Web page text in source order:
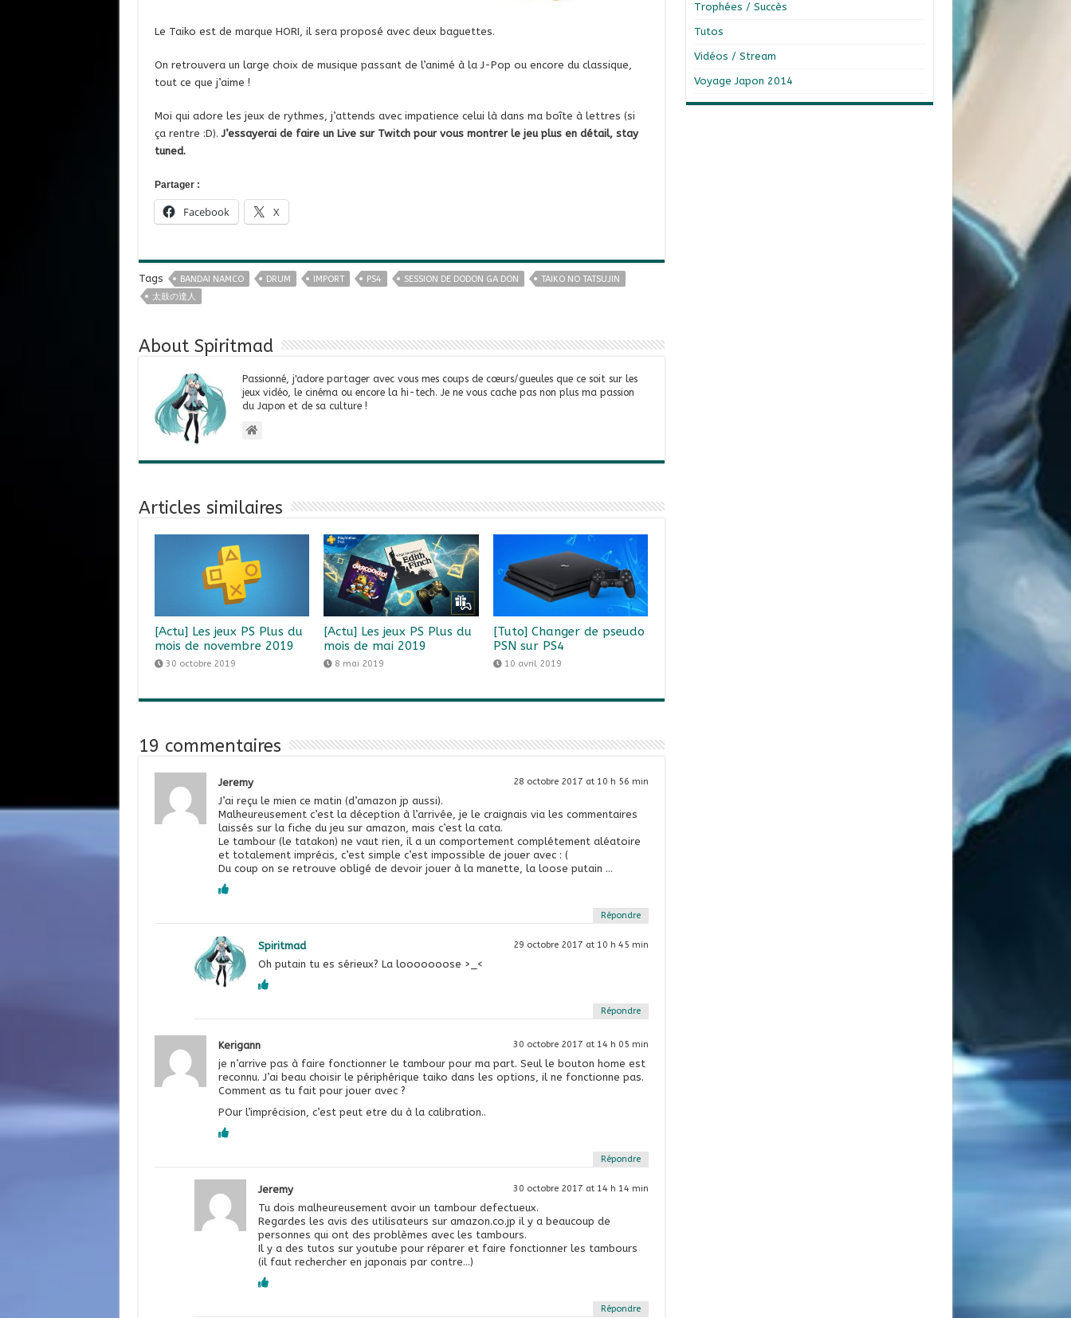
Le Taiko est de marque HORI, il sera proposé avec deux baguettes.
On retrouvera un large choix de musique passant de l’animé à la J-Pop ou encore du classique,
tout ce que j’aime !
Moi qui adore les jeux de rythmes, j’attends avec impatience celui là dans ma boîte à lettres (si
ça rentre :D).J’essayerai de faire un Live sur Twitch pour vous montrer le jeu plus en détail, stay
tuned.
Partager :
Facebook X
Tags BANDAI NAMCO DRUM IMPORT PS4 SESSION DE DODON GA DON
TAIKO NO TATSUJIN
太鼓の達人
About Spiritmad
Passionné, j'adore partager avec vous mes coups de cœurs/gueules que ce soit sur les
jeux vidéo, le cinéma ou encore la hi-tech. Je ne vous cache pas non plus ma passion
du Japon et de sa culture !
Articles similaires
[Actu] Les jeux PS Plus du
mois de novembre 2019
30 octobre 2019
[Actu] Les jeux PS Plus du
mois de mai 2019
8 mai 2019
[Tuto] Changer de pseudo
PSN sur PS4
10 avril 2019
19 commentaires
Jeremy 28 octobre 2017 at 10 h 56 min
J’ai reçu le mien ce matin (d’amazon jp aussi).
Malheureusement c’est la déception à l’arrivée, je le craignais via les commentaires
laissés sur la fiche du jeu sur amazon, mais c’est la cata.
Le tambour (le tatakon) ne vaut rien, il a un comportement complétement aléatoire
et totalement imprécis, c’est simple c’est impossible de jouer avec : (
Du coup on se retrouve obligé de devoir jouer à la manette, la loose putain …
Répondre
Spiritmad 29 octobre 2017 at 10 h 45 min
Oh putain tu es sérieux? La looooooose >_<
Répondre
Kerigann 30 octobre 2017 at 14 h 05 min
je n’arrive pas à faire fonctionner le tambour pour ma part. Seul le bouton home est
reconnu. J’ai beau choisir le périphérique taiko dans les options, il ne fonctionne pas.
Comment as tu fait pour jouer avec ?
POur l’imprécision, c’est peut etre du à la calibration..
Répondre
Jeremy 30 octobre 2017 at 14 h 14 min
Tu dois malheureusement avoir un tambour defectueux.
Regardes les avis des utilisateurs sur amazon.co.jp il y a beaucoup de
personnes qui ont des problèmes avec les tambours.
Il y a des tutos sur youtube pour réparer et faire fonctionner les tambours
(il faut rechercher en japonais par contre…)
Répondre
Trophées / Succès
Tutos
Vidéos / Stream
Voyage Japon 2014